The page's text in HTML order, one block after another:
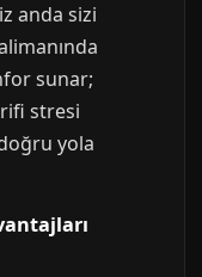
anda sizi
sunar;
stresi
yola